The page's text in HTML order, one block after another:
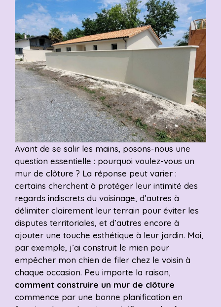
Avant de se salir les mains, posons-nous une
question essentielle : pourquoi voulez-vous un
mur de clôture ? La réponse peut varier :
certains cherchent à protéger leur intimité des
regards indiscrets du voisinage, d’autres à
délimiter clairement leur terrain pour éviter les
disputes territoriales, et d’autres encore à
ajouter une touche esthétique à leur jardin. Moi,
par exemple, j’ai construit le mien pour
empêcher mon chien de filer chez le voisin à
chaque occasion. Peu importe la raison,
comment construire un mur de clôture
commence par une bonne planification en